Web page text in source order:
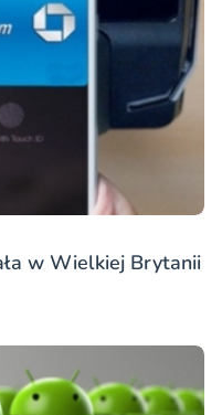
w Wielkiej Brytanii